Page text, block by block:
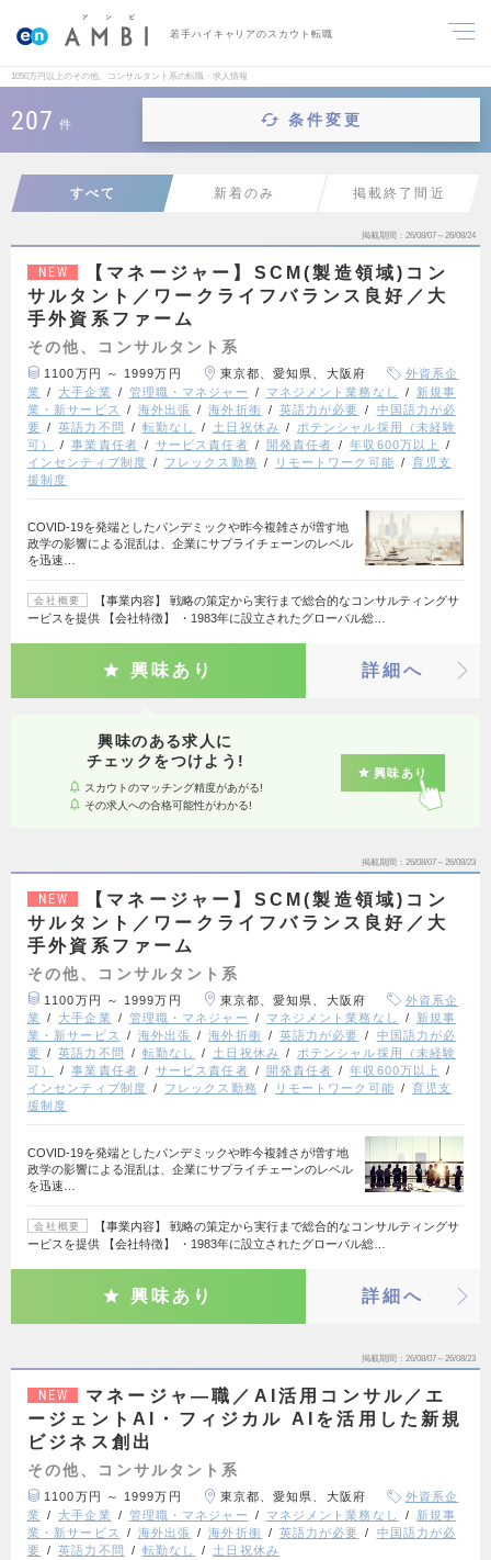
若手ハイキャリアのスカウト転職
1050万円以上のその他、コンサルタント系の転職・求人情報
207 件 条件変更
すべて 新着のみ 掲載終了間近
掲載期間 26/08/07～26/08/24
NEW
【マネージャー】SCM(製造領域)コン
サルタント／ワークライフバランス良好／大
手外資系ファーム
その他、コンサルタント系
1100万円 ～ 1999万円 東京都、愛知県、大阪府
外資系企
業
大手企業 管理職・マネジャー マネジメント業務なし
新規事
業・新サービス
海外出張 海外折衝 英語力が必要
中国語力が必
要
英語力不問 転勤なし 土日祝休み
ポテンシャル採用（未経験
可）
事業責任者 サービス責任者 開発責任者
年収600万以上
インセンティブ制度
フレックス勤務 リモートワーク可能
育児支
援制度
COVID-19を発端としたパンデミックや昨今複雑さが増す地
政学の影響による混乱は、企業にサプライチェーンのレベル
を迅速…
会社概要
【事業内容】 戦略の策定から実行まで総合的なコンサルティングサ
ービスを提供 【会社特徴】 ・1983年に設立されたグローバル総…
興味あり 詳細へ
興味のある求人に
チェックをつけよう!
スカウトのマッチング精度があがる!
その求人への合格可能性がわかる!
興味あり
掲載期間 26/08/07～26/08/23
NEW
【マネージャー】SCM(製造領域)コン
サルタント／ワークライフバランス良好／大
手外資系ファーム
その他、コンサルタント系
1100万円 ～ 1999万円 東京都、愛知県、大阪府
外資系企
業
大手企業 管理職・マネジャー マネジメント業務なし
新規事
業・新サービス
海外出張 海外折衝 英語力が必要
中国語力が必
要
英語力不問 転勤なし 土日祝休み
ポテンシャル採用（未経験
可）
事業責任者 サービス責任者 開発責任者
年収600万以上
インセンティブ制度
フレックス勤務 リモートワーク可能
育児支
援制度
COVID-19を発端としたパンデミックや昨今複雑さが増す地
政学の影響による混乱は、企業にサプライチェーンのレベル
を迅速…
会社概要
【事業内容】 戦略の策定から実行まで総合的なコンサルティングサ
ービスを提供 【会社特徴】 ・1983年に設立されたグローバル総…
興味あり 詳細へ
掲載期間 26/08/07～26/08/23
NEW
マネージャ―職／AI活用コンサル／エ
ージェントAI・フィジカル AIを活用した新規
ビジネス創出
その他、コンサルタント系
1100万円 ～ 1999万円 東京都、愛知県、大阪府
外資系企
業
大手企業 管理職・マネジャー マネジメント業務なし
新規事
業・新サービス
海外出張 海外折衝 英語力が必要
中国語力が必
要
英語力不問 転勤なし 土日祝休み